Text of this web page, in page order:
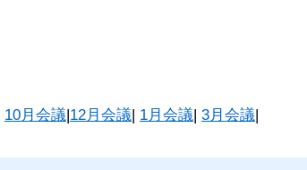
10月会議|12月会議| 1月会議| 3月会議